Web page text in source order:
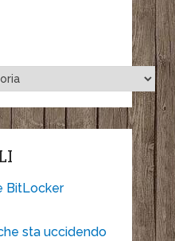
BitLocker
sta uccidendo